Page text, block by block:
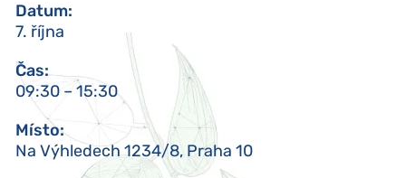
Datum:
7. října
Čas:
09:30 – 15:30
Místo:
Na Výhledech 1234/8, Praha 10